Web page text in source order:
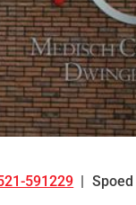
591229 Spoed